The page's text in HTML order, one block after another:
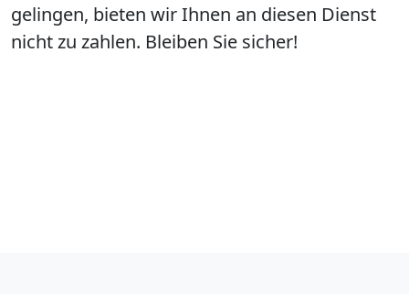
gelingen, bieten wir Ihnen an diesen Dienst
nicht zu zahlen. Bleiben Sie sicher!